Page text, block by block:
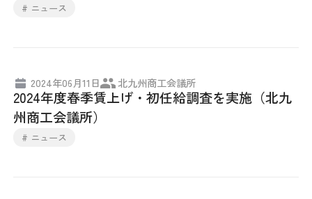
# ニュース
2024年06月11日 北九州商工会議所
2024年度春季賃上げ・初任給調査を実施（北九
州商工会議所）
# ニュース